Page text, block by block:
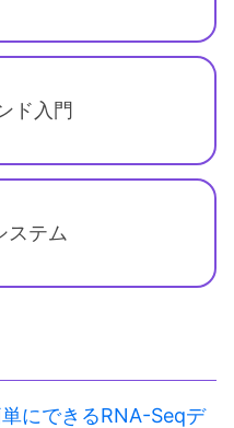
ド入門
ステム
にできるRNA-Seqデ